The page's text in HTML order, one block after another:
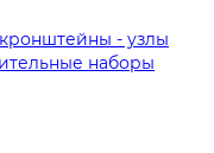
- узлы
наборы